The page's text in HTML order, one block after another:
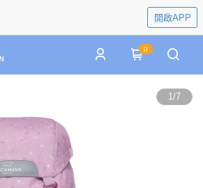
開啟APP
0
1/7